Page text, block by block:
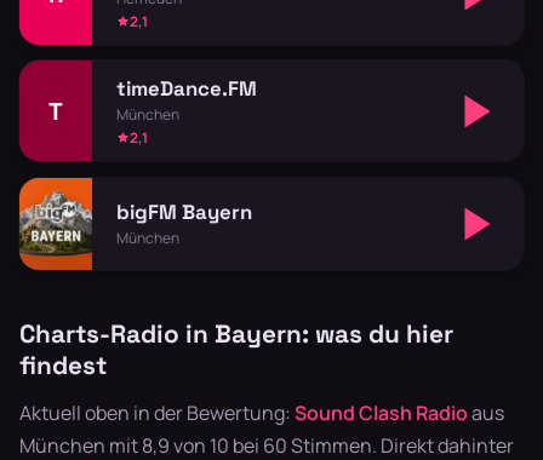
2,1
T
timeDance.FM
München
2,1
bigFM Bayern
München
Charts-Radio in Bayern: was du hier
findest
Aktuell oben in der Bewertung: Sound Clash Radioaus
München mit 8,9 von 10 bei 60 Stimmen. Direkt dahinter